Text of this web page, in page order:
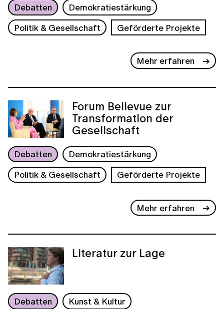
Debatten
Demokratiestärkung
Politik & Gesellschaft
Geförderte Projekte
Mehr erfahren
Forum Bellevue zur
Transformation der
Gesellschaft
Debatten
Demokratiestärkung
Politik & Gesellschaft
Geförderte Projekte
Mehr erfahren
Literatur zur Lage
Debatten
Kunst & Kultur